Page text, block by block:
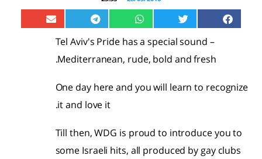
Tel Aviv's Pride has a special sound –
Mediterranean, rude, bold and fresh.
One day here and you will learn to recognize
it and love it.
Till then, WDG is proud to introduce you to
some Israeli hits, all produced by gay clubs